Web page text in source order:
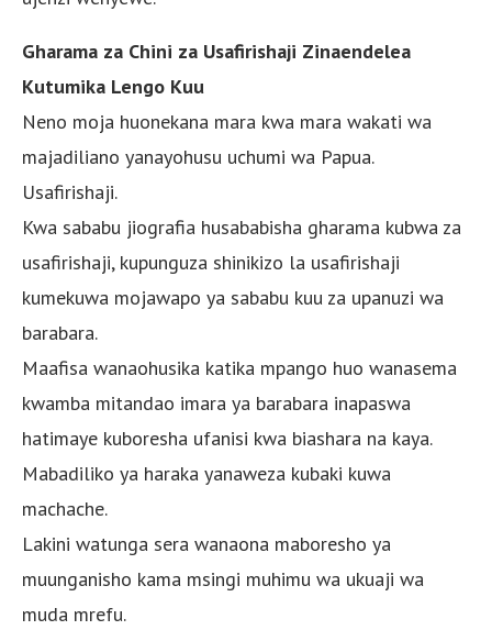
Gharama za Chini za Usafirishaji Zinaendelea
Kutumika Lengo Kuu
Neno moja huonekana mara kwa mara wakati wa
majadiliano yanayohusu uchumi wa Papua.
Usafirishaji.
Kwa sababu jiografia husababisha gharama kubwa za
usafirishaji, kupunguza shinikizo la usafirishaji
kumekuwa mojawapo ya sababu kuu za upanuzi wa
barabara.
Maafisa wanaohusika katika mpango huo wanasema
kwamba mitandao imara ya barabara inapaswa
hatimaye kuboresha ufanisi kwa biashara na kaya.
Mabadiliko ya haraka yanaweza kubaki kuwa
machache.
Lakini watunga sera wanaona maboresho ya
muunganisho kama msingi muhimu wa ukuaji wa
muda mrefu.